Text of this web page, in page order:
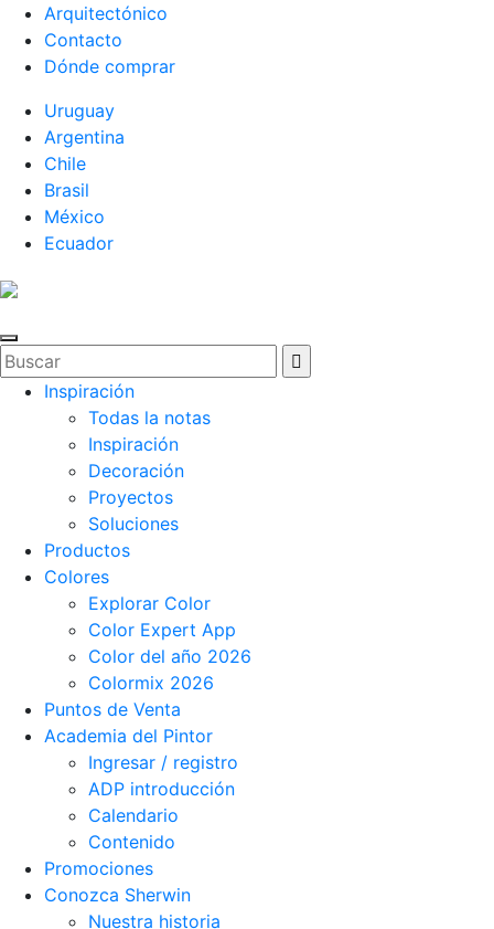
Arquitectónico
Contacto
Dónde comprar
Uruguay
Argentina
Chile
Brasil
México
Ecuador
Inspiración
Todas la notas
Inspiración
Decoración
Proyectos
Soluciones
Productos
Colores
Explorar Color
Color Expert App
Color del año 2026
Colormix 2026
Puntos de Venta
Academia del Pintor
Ingresar / registro
ADP introducción
Calendario
Contenido
Promociones
Conozca Sherwin
Nuestra historia